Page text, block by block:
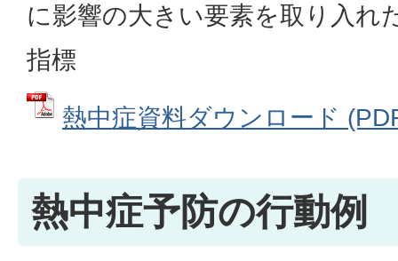
に影響の大きい要素を取り入れ
指標
熱中症資料ダウンロード
熱中症予防の行動例